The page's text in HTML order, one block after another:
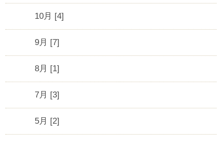
10月 [4]
9月 [7]
8月 [1]
7月 [3]
5月 [2]